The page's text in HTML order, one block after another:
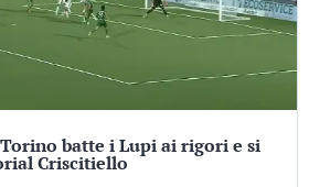
batte i Lupi ai rigori e si
Criscitiello